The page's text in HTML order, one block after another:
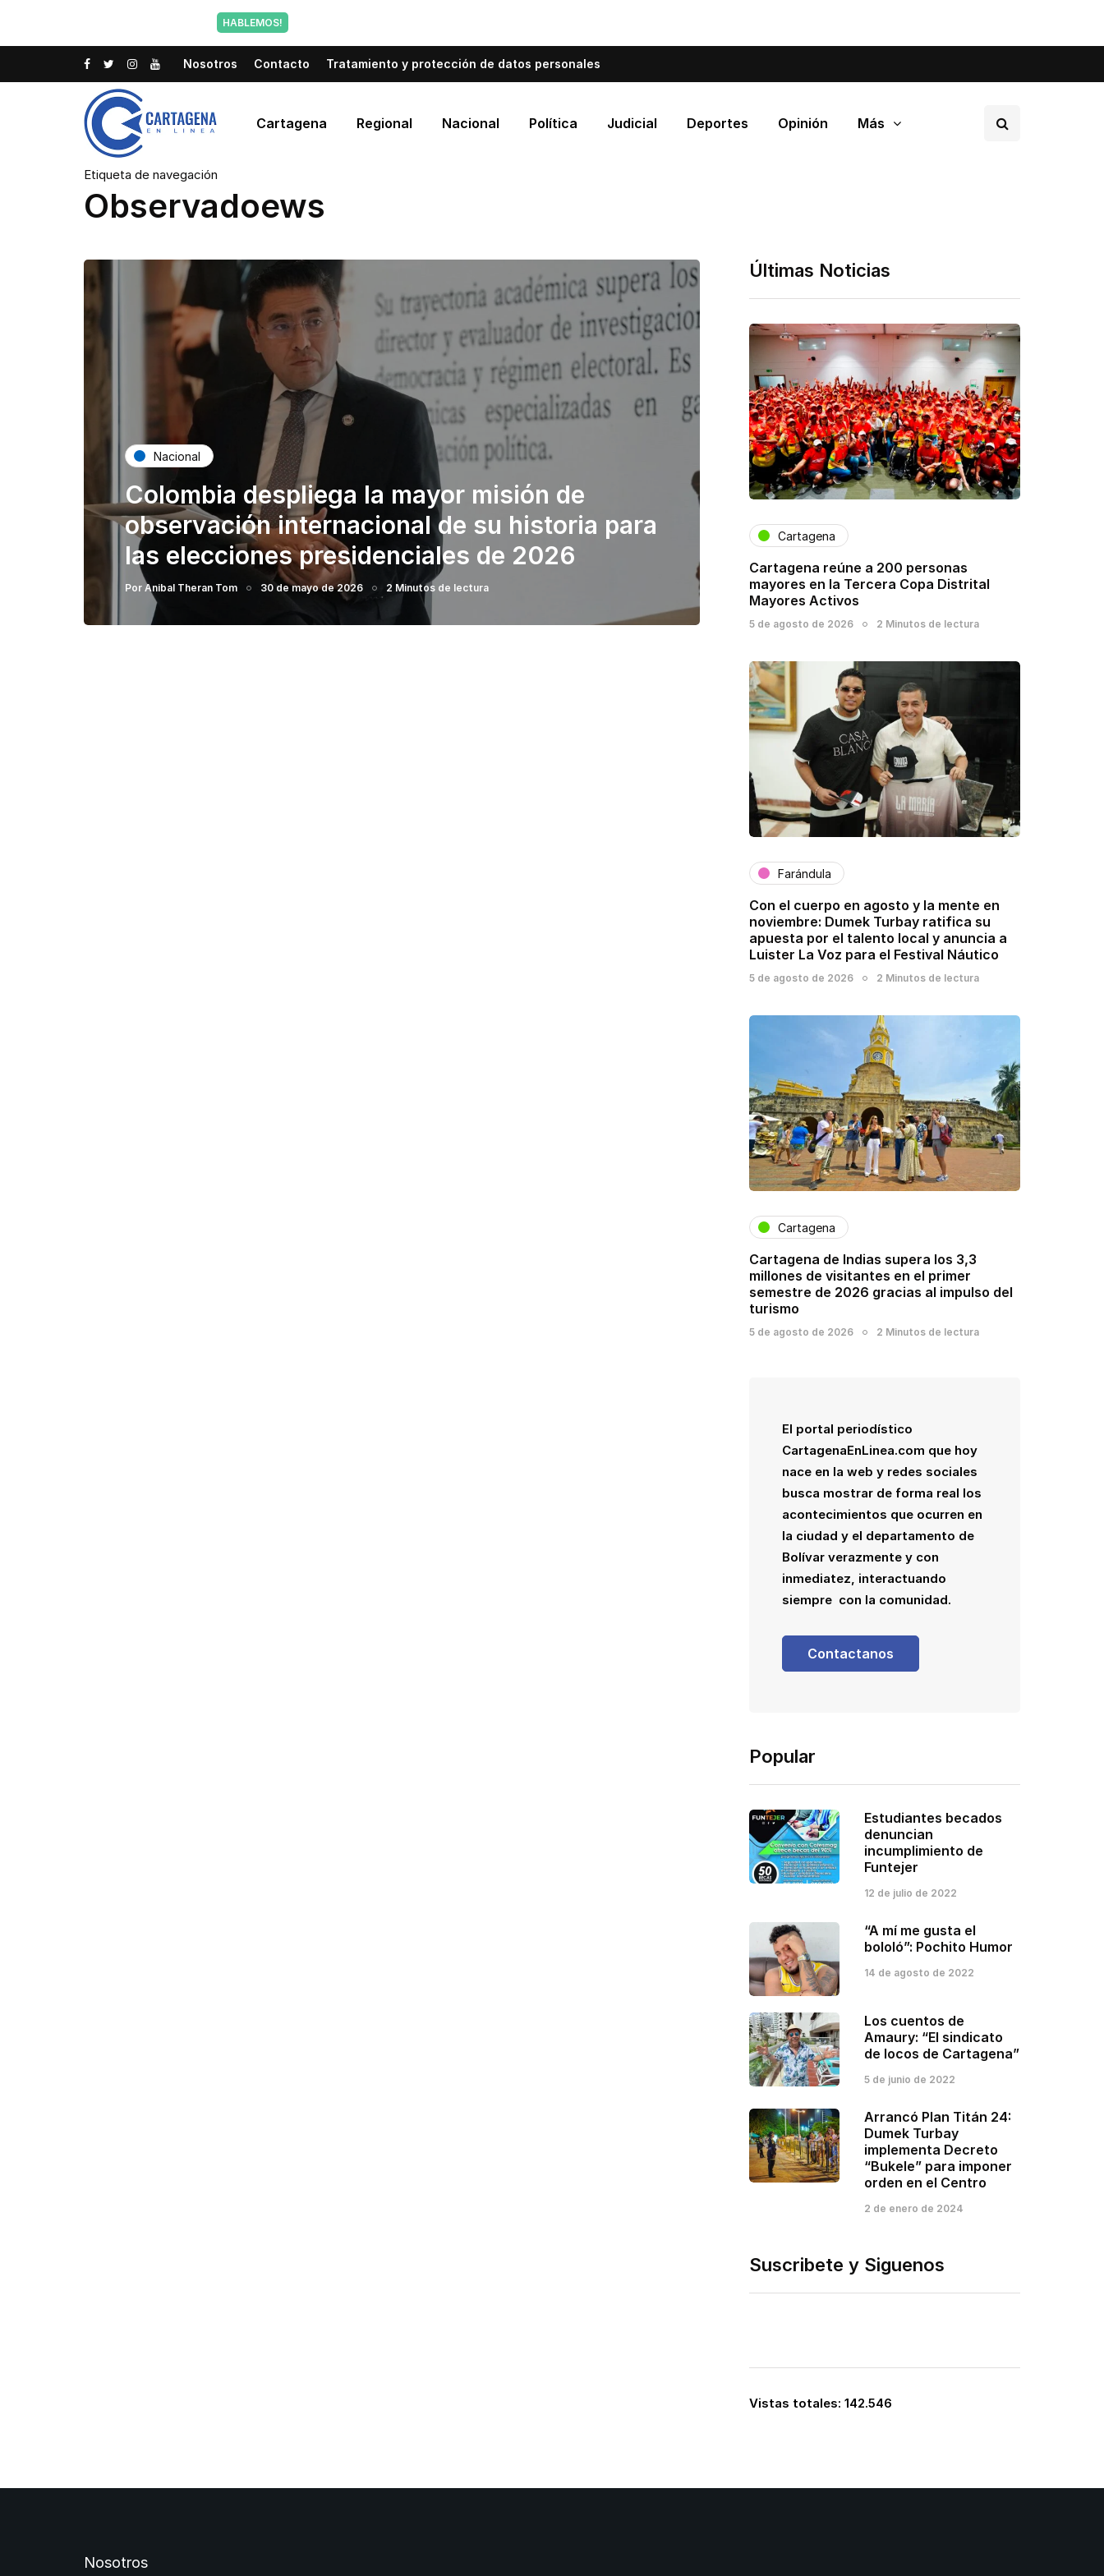
HABLEMOS!
Nosotros Contacto Tratamiento y protección de datos personales
Cartagena Regional Nacional Política Judicial Deportes Opinión Más
Etiqueta de navegación
Observadoews
Nacional
Colombia despliega la mayor misión de
observación internacional de su historia para
las elecciones presidenciales de 2026
Por Anibal Theran Tom 30 de mayo de 2026 2 Minutos de lectura
Últimas Noticias
Cartagena
Cartagena reúne a 200 personas
mayores en la Tercera Copa Distrital
Mayores Activos
5 de agosto de 2026 2 Minutos de lectura
Farándula
Con el cuerpo en agosto y la mente en
noviembre: Dumek Turbay ratifica su
apuesta por el talento local y anuncia a
Luister La Voz para el Festival Náutico
5 de agosto de 2026 2 Minutos de lectura
Cartagena
Cartagena de Indias supera los 3,3
millones de visitantes en el primer
semestre de 2026 gracias al impulso del
turismo
5 de agosto de 2026 2 Minutos de lectura
El portal periodístico
CartagenaEnLinea.com que hoy
nace en la web y redes sociales
busca mostrar de forma real los
acontecimientos que ocurren en
la ciudad y el departamento de
Bolívar verazmente y con
inmediatez, interactuando
siempre con la comunidad.
Contactanos
Popular
Estudiantes becados
denuncian
incumplimiento de
Funtejer
12 de julio de 2022
“A mí me gusta el
bololó”: Pochito Humor
14 de agosto de 2022
Los cuentos de
Amaury: “El sindicato
de locos de Cartagena”
5 de junio de 2022
Arrancó Plan Titán 24:
Dumek Turbay
implementa Decreto
“Bukele” para imponer
orden en el Centro
2 de enero de 2024
Suscribete y Siguenos
Vistas totales: 142.546
Nosotros